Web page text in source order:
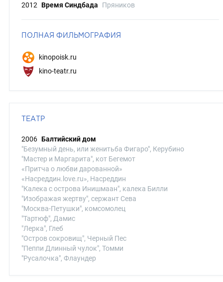
2012 Время Синдбада Пряников
ПОЛНАЯ ФИЛЬМОГРАФИЯ
kinopoisk.ru
kino-teatr.ru
ТЕАТР
2006 Балтийский дом
"Безумный день, или женитьба Фигаро", Керубино
"Мастер и Маргарита", кот Бегемот
«Притча о любви дарованной»
«Насреддин.love.ru», Насреддин
"Калека с острова Инишмаан", калека Билли
"Изображая жертву", сержант Сева
"Москва-Петушки", комсомолец
"Тартюф", Дамис
"Лерка", Глеб
"Остров сокровищ", Черный Пес
"Пеппи Длинный чулок", Томми
"Русалочка", Флаундер